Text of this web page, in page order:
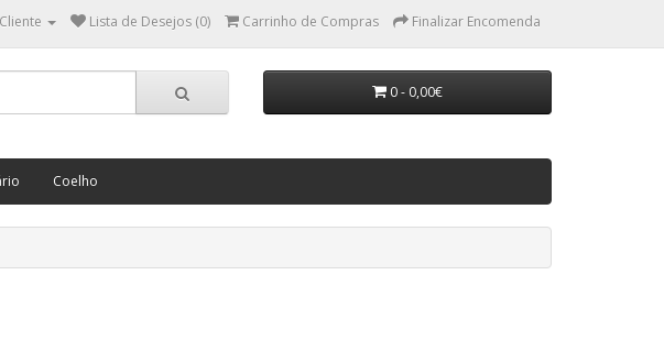
Lista de Desejos (0) Carrinho de Compras Finalizar Encomenda
0 - 0,00€
Coelho